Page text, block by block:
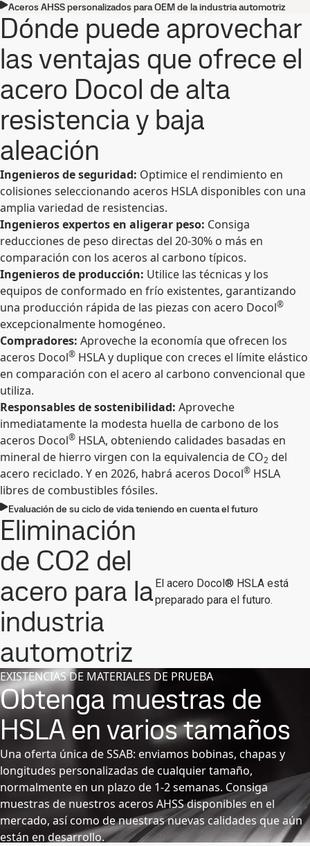
Aceros AHSS personalizados para OEM de la industria automotriz
Dónde puede aprovechar
las ventajas que ofrece el
acero Docol de alta
resistencia y baja
aleación
Ingenieros de seguridad: Optimice el rendimiento en
colisiones seleccionando aceros HSLA disponibles con una
amplia variedad de resistencias.
Ingenieros expertos en aligerar peso: Consiga
reducciones de peso directas del 20-30% o más en
comparación con los aceros al carbono típicos.
Ingenieros de producción: Utilice las técnicas y los
equipos de conformado en frío existentes, garantizando
una producción rápida de las piezas con acero Docol®
excepcionalmente homogéneo.
Compradores: Aproveche la economía que ofrecen los
aceros Docol® HSLA y duplique con creces el límite elástico
en comparación con el acero al carbono convencional que
utiliza.
Responsables de sostenibilidad: Aproveche
inmediatamente la modesta huella de carbono de los
aceros Docol® HSLA, obteniendo calidades basadas en
mineral de hierro virgen con la equivalencia de CO2 del
acero reciclado. Y en 2026, habrá aceros Docol® HSLA
libres de combustibles fósiles.
Evaluación de su ciclo de vida teniendo en cuenta el futuro
Eliminación
de CO2 del
acero para la
industria
automotriz
El acero Docol® HSLA está
preparado para el futuro.
EXISTENCIAS DE MATERIALES DE PRUEBA
Obtenga muestras de
HSLA en varios tamaños
Una oferta única de SSAB: enviamos bobinas, chapas y
longitudes personalizadas de cualquier tamaño,
normalmente en un plazo de 1-2 semanas. Consiga
muestras de nuestros aceros AHSS disponibles en el
mercado, así como de nuestras nuevas calidades que aún
están en desarrollo.